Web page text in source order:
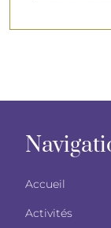
Accueil
Activités